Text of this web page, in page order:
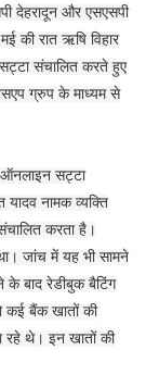
देहरादून और एसएसपी
की रात ऋषि विहार
संचालित करते हुए
ग्रुप के माध्यम से
ऑनलाइन सट्टा
नामक व्यक्ति
करता है।
जांच में यह भी सामने
के बाद रेडीबुक बैटिंग
कई बैंक खातों की
रहे थे। इन खातों की